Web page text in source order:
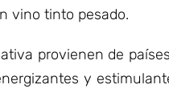
vino tinto pesado.
provienen de
y